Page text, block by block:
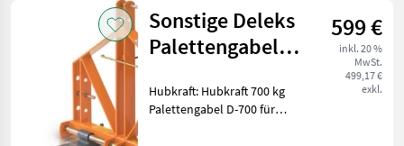
/ Corma
Sonstige Deleks
Palettengabel
Kleintraktoren
D-700
599 €
inkl. 20 %
MwSt.
499,17 €
exkl.
Hubkraft: Hubkraft 700 kg
Palettengabel D-700 für